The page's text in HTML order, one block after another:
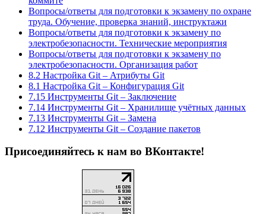
Вопросы/ответы для подготовки к экзамену по охране
труда. Обучение, проверка знаний, инструктажи
Вопросы/ответы для подготовки к экзамену по
электробезопасности. Технические мероприятия
Вопросы/ответы для подготовки к экзамену по
электробезопасности. Организация работ
8.2 Настройка Git – Атрибуты Git
8.1 Настройка Git – Конфигурация Git
7.15 Инструменты Git – Заключение
7.14 Инструменты Git – Хранилище учётных данных
7.13 Инструменты Git – Замена
7.12 Инструменты Git – Создание пакетов
Присоединяйтесь к нам во ВКонтакте!